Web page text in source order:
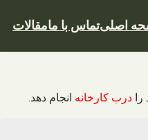
اصلیتماس با مامقالات
درب کارخانه انجام دهد.